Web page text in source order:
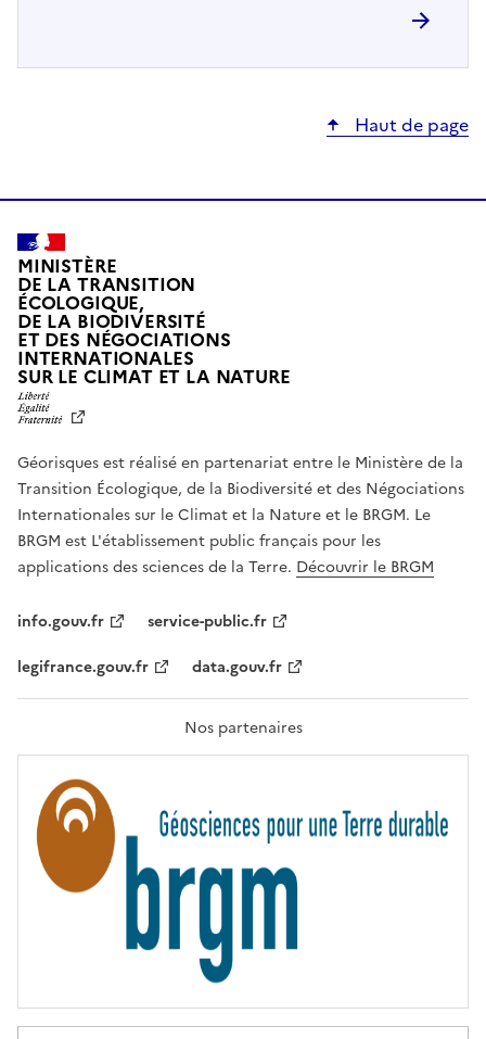
Haut de page
MINISTÈRE
DE LA TRANSITION
ÉCOLOGIQUE,
DE LA BIODIVERSITÉ
ET DES NÉGOCIATIONS
INTERNATIONALES
SUR LE CLIMAT ET LA NATUREL
T
É
,
É
G
A
L
F
A
T
R
T
É
Géorisques est réalisé en partenariat entre le Ministère de la
Transition Écologique, de la Biodiversité et des Négociations
Internationales sur le Climat et la Nature et le BRGM. Le
BRGM est L'établissement public français pour les
applications des sciences de la Terre. Découvrir le BRGM
info.gouv.fr
service-public.fr
legifrance.gouv.fr
data.gouv.fr
Nos partenaires